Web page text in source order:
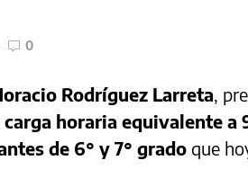
0
Rodríguez Larreta,
horaria equivalente a
de 6° y 7° grado que